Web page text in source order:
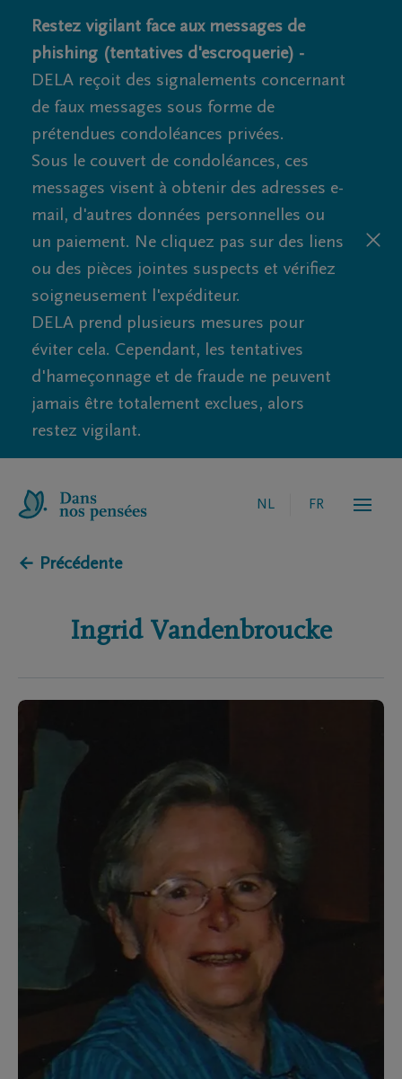
Restez vigilant face aux messages de
phishing (tentatives d'escroquerie) -
DELA reçoit des signalements concernant
de faux messages sous forme de
prétendues condoléances privées.
Sous le couvert de condoléances, ces
messages visent à obtenir des adresses e-
mail, d'autres données personnelles ou
un paiement. Ne cliquez pas sur des liens
ou des pièces jointes suspects et vérifiez
soigneusement l'expéditeur.
DELA prend plusieurs mesures pour
éviter cela. Cependant, les tentatives
d'hameçonnage et de fraude ne peuvent
jamais être totalement exclues, alors
restez vigilant.
NL FR
← Précédente
Ingrid Vandenbroucke